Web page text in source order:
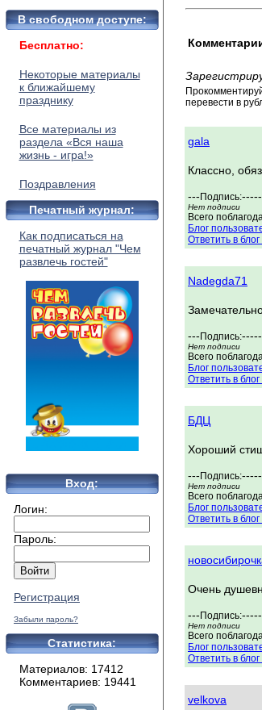
В свободном доступе:
Бесплатно:
Некоторые материалы
к ближайшему
празднику
Все материалы из
раздела «Вся наша
жизнь - игра!»
Поздравления
Печатный журнал:
Как подписаться на
печатный журнал "Чем
развлечь гостей"
Вход:
Логин:
Пароль:
Регистрация
Забыли пароль?
Статистика:
Материалов: 17412
Комментариев: 19441
перевести в
gala
Классно,
--- Подпись:
Нет подписи
Всего
Блог
Ответить в
Nadegda71
--- Подпись:
Нет подписи
Всего
Блог
Ответить в
БДЦ
Хороший
--- Подпись:
Нет подписи
Всего
Блог
Ответить в
Очень
--- Подпись:
Нет подписи
Всего
Блог
Ответить в
velkova